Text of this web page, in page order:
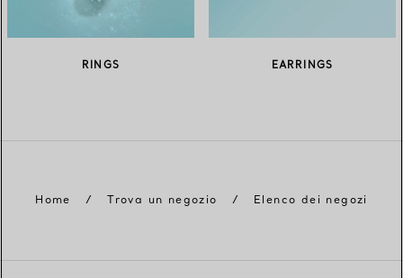
RINGS EARRINGS
Home / Trova un negozio / Elenco dei negozi